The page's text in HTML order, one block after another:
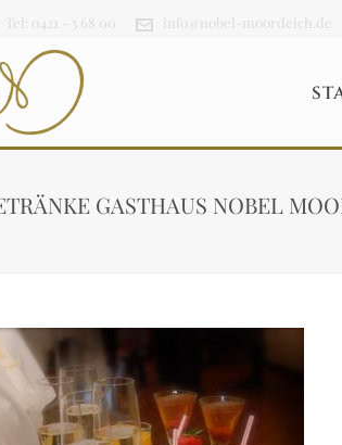
Tel: 0421 - 5 68 00 info@nobel-moordeich.de
GASTHAUS NOBEL